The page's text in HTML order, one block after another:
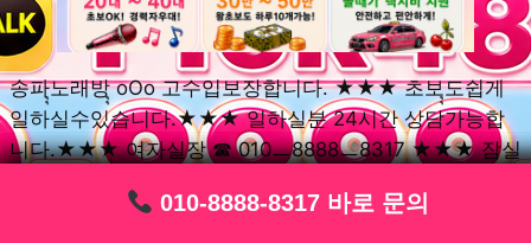
010-8888-8317 바로 문의
010-8888-8317 바로 문의
010-8888-8317 바로 문의
010-8888-8317 바로 문의
010-8888-8317 바로 문의
010-8888-8317 바로 문의
송파ุุ노래방ุุ oOo 고수입보장합니다. ★★★ 초보ุุ도쉽게
일하실수있습니다.★★★ 일하실분 24시간 상담가능합
니다.★★★ 여자실장 ☎ 010ㅡ8888ㅡ8317 ★★★ 잠실
요. 여성ㅣุุ알바ุุㅣ여기 신천동ุุ노래방ุุ ◞✿ 풍납동ุุ노래방ุุ
010-8888-8317 바로 문의
010-8888-8317 바로 문의
010-8888-8317 바로 문의